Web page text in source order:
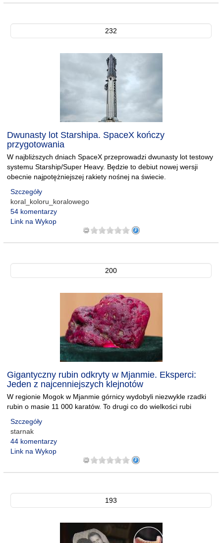
232
Dwunasty lot Starshipa. SpaceX kończy
przygotowania
W najbliższych dniach SpaceX przeprowadzi dwunasty lot testowy
systemu Starship/Super Heavy. Będzie to debiut nowej wersji
obecnie najpotężniejszej rakiety nośnej na świecie.
Szczegóły
koral_koloru_koralowego
54 komentarzy
Link na Wykop
200
Gigantyczny rubin odkryty w Mjanmie. Eksperci:
Jeden z najcenniejszych klejnotów
W regionie Mogok w Mjanmie górnicy wydobyli niezwykle rzadki
rubin o masie 11 000 karatów. To drugi co do wielkości rubi
Szczegóły
starnak
44 komentarzy
Link na Wykop
193